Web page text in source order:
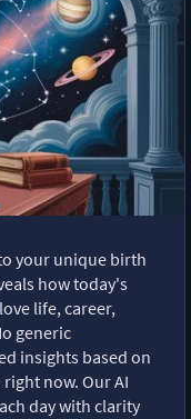
your unique birth
how today's
life, career,
generic
insights based on
now. Our AI
day with clarity